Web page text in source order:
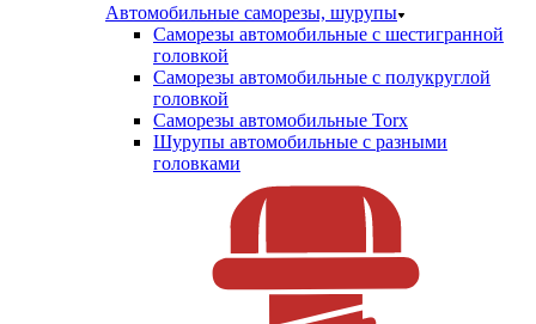
Автомобильные саморезы, шурупы
Саморезы автомобильные с шестигранной
головкой
Саморезы автомобильные с полукруглой
головкой
Саморезы автомобильные Torx
Шурупы автомобильные с разными
головками